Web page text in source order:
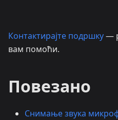
Контактирајте подршку—
вам помоћи.
Повезано
Снимање звука